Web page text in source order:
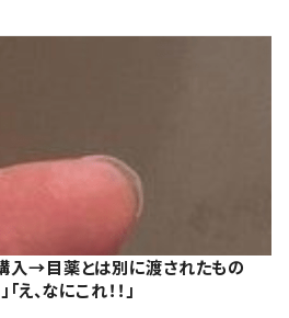
入→目薬とは別に渡されたもの
、なにこれ！！」